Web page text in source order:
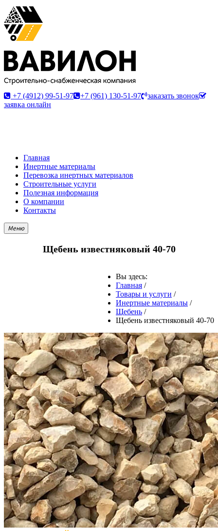
+7 (4912) 99-51-97 +7 (961) 130-51-97
заказать звонок
заявка онлайн
Главная
Инертные материалы
Перевозка инертных материалов
Строительные услуги
Полезная информация
О компании
Контакты
Меню
Щебень известняковый 40-70
Вы здесь:
Главная /
Товары и услуги /
Инертные материалы /
Щебень /
Щебень известняковый 40-70